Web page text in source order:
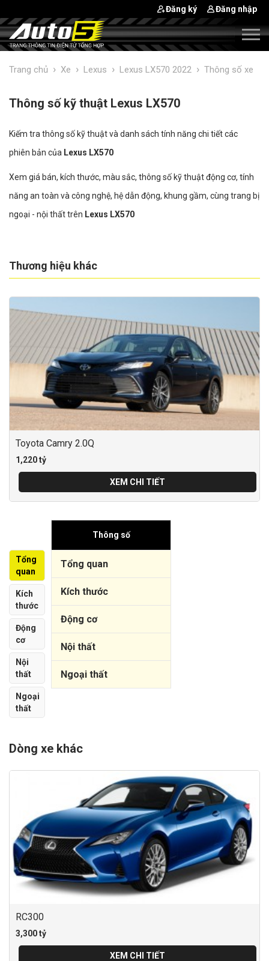
Đăng ký Đăng nhập
Trang chủ › Xe › Lexus › Lexus LX570 2022 › Thông số xe
Thông số kỹ thuật Lexus LX570
Kiếm tra thông số kỹ thuật và danh sách tính năng chi tiết các
phiên bản của Lexus LX570
Xem giá bán, kích thước, màu sắc, thông số kỹ thuật động cơ, tính
năng an toàn và công nghệ, hệ dẫn động, khung gầm, cùng trang bị
ngoại - nội thất trên Lexus LX570
Thương hiệu khác
Toyota Camry 2.0Q
1,220 tỷ
XEM CHI TIẾT
Tổng
quan
Kích
thước
Động
cơ
Nội
thất
Ngoại
thất
Thông số
Tổng quan
Kích thước
Động cơ
Nội thất
Ngoại thất
Dòng xe khác
RC300
3,300 tỷ
XEM CHI TIẾT